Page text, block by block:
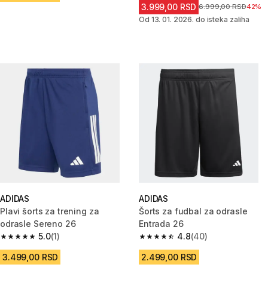
3.999,00 RSD Cena pre sniženja
6.999,00 RSD42%
Od 13. 01. 2026. do isteka zaliha
ADIDAS
Plavi šorts za trening za
odrasle Sereno 26
5.0
5.0 od 5 zvezdica from 1 Recenzije
(1)
3.499,00 RSD
ADIDAS
Šorts za fudbal za odrasle
Entrada 26
4.8
4.8 od 5 zvezdica from 40
(40)
2.499,00 RSD